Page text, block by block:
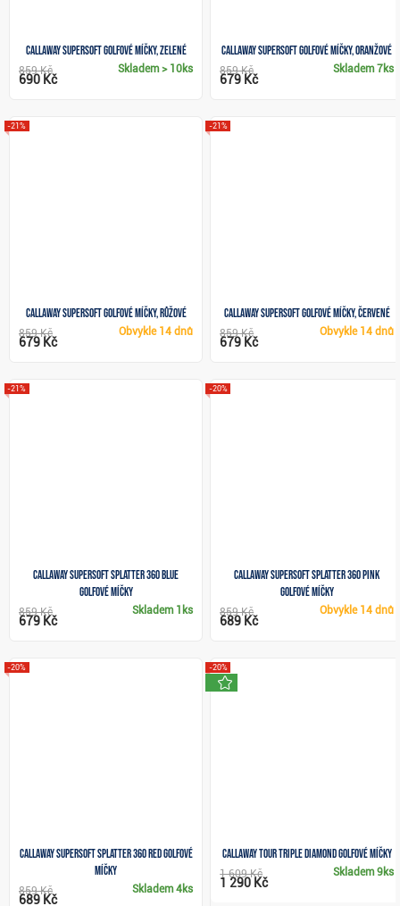
Callaway Supersoft golfové míčky, zelené
Skladem> 10ks
859 Kč
690 Kč
Callaway Supersoft golfové míčky, oranžové
Skladem7ks
859 Kč
679 Kč
Callaway Supersoft golfové míčky, růžové
-21%
Obvykle 14 dnů
859 Kč
679 Kč
Callaway Supersoft golfové míčky, červené
-21%
Obvykle 14 dnů
859 Kč
679 Kč
Callaway Supersoft Splatter 360 Blue
golfové míčky
-21%
Skladem 1ks
859 Kč
679 Kč
Callaway Supersoft Splatter 360 Pink
golfové míčky
-20%
Obvykle 14 dnů
859 Kč
689 Kč
Callaway Supersoft Splatter 360 Red golfové
míčky
-20%
Skladem4ks
859 Kč
689 Kč
Callaway Tour Triple Diamond golfové míčky
-20%
Skladem9ks
1 609 Kč
1 290 Kč